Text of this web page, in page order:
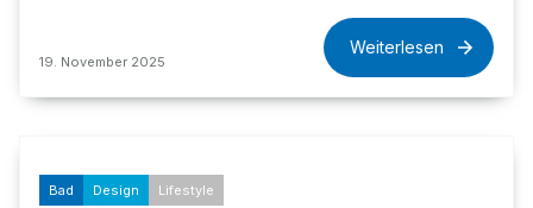
19. November 2025
Weiterlesen
Bad Design Lifestyle